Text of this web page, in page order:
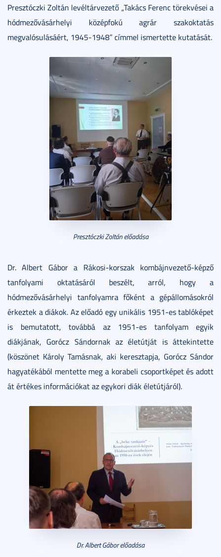
Presztóczki Zoltán levéltárvezető „Takács Ferenc törekvései a
hódmezővásárhelyi középfokú agrár szakoktatás
megvalósulásáért, 1945-1948” címmel ismertette kutatását.
Presztóczki Zoltán előadása
Dr. Albert Gábor a Rákosi-korszak kombájnvezető-képző
tanfolyami oktatásáról beszélt, arról, hogy a
hódmezővásárhelyi tanfolyamra főként a gépállomásokról
érkeztek a diákok. Az előadó egy unikális 1951-es tablóképet
is bemutatott, továbbá az 1951-es tanfolyam egyik
diákjának, Gorócz Sándornak az életútját is áttekintette
(köszönet Károly Tamásnak, aki keresztapja, Gorócz Sándor
hagyatékából mentette meg a korabeli csoportképet és adott
át értékes információkat az egykori diák életútjáról).
Dr. Albert Gábor előadása